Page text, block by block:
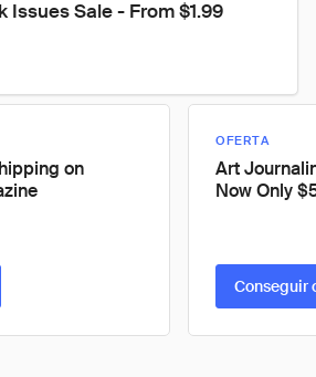
Issues Sale - From $1.99
on
OFERTA
Art
Now Only
Conseguir